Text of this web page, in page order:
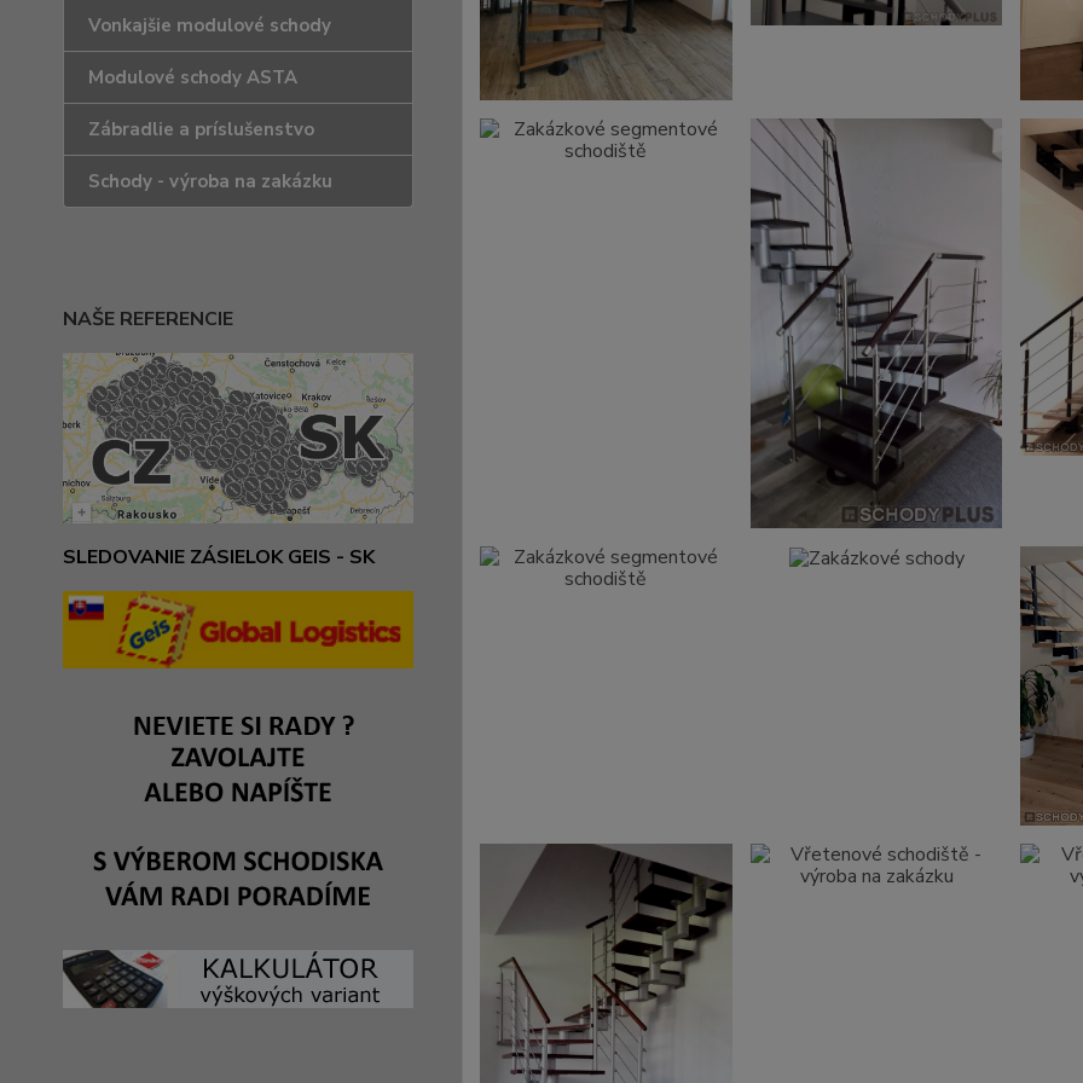
Vonkajšie modulové schody
Modulové schody ASTA
Zábradlie a príslušenstvo
Schody - výroba na zakázku
NAŠE REFERENCIE
SLEDOVANIE ZÁSIELOK GEIS - SK